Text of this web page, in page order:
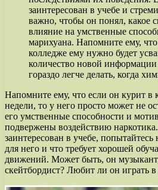
заинтересован в учебе и
важно, чтобы он понял, какое
влияние на умственные
марихуана. Напомните ему,
колледже ему нужно будет
количество новой
гораздо легче делать, когда
Напомните ему, что если он курит в
недели, то у него просто может не
его умственные способности и
подвержены воздействию
заинтересован в учебе,
для него и что требует хорошей
движений. Может быть, он
скейтбордист? Любит ли он играть